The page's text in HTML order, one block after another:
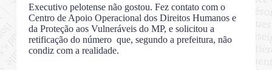
Executivo pelotense não gostou. Fez contato com o
Centro de Apoio Operacional dos Direitos Humanos e
da Proteção aos Vulneráveis do MP, e solicitou a
retificação do número que, segundo a prefeitura, não
condiz com a realidade.